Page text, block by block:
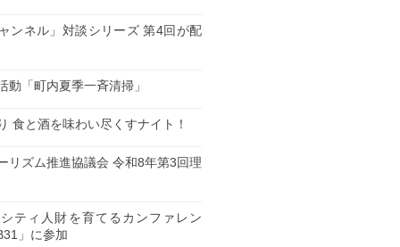
ンネル」対談シリーズ 第4回が配
動「町内夏季一斉清掃」
食と酒を味わい尽くすナイト！
リズム推進協議会 令和8年第3回理
シティ人財を育てるカンファレン
」に参加